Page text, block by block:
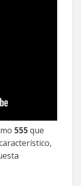
555que